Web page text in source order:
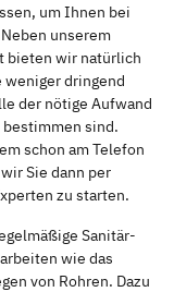
um Ihnen bei
unserem
bieten wir natürlich
weniger dringend
der nötige Aufwand
sind.
schon am Telefon
Sie dann per
zu starten.
Sanitär-
wie das
von Rohren. Dazu